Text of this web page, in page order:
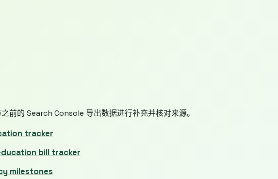
前的 Search Console 导出数据进行补充并核对来源。
tracker
bill tracker
milestones